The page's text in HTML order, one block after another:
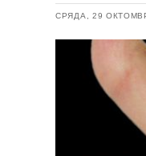
СРЯДА, 29